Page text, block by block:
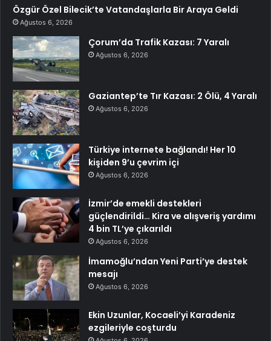
Özgür Özel Bilecik’te Vatandaşlarla Bir Araya Geldi
Ağustos 6, 2026
Çorum’da Trafik Kazası: 7 Yaralı
Ağustos 6, 2026
Gaziantep’te Tır Kazası: 2 Ölü, 4 Yaralı
Ağustos 6, 2026
Türkiye internete bağlandı! Her 10
kişiden 9’u çevrim içi
Ağustos 6, 2026
İzmir’de emekli destekleri
güçlendirildi… Kira ve alışveriş yardımı
4 bin TL’ye çıkarıldı
Ağustos 6, 2026
İmamoğlu’ndan Yeni Parti’ye destek
mesajı
Ağustos 6, 2026
Ekin Uzunlar, Kocaeli’yi Karadeniz
ezgileriyle coşturdu